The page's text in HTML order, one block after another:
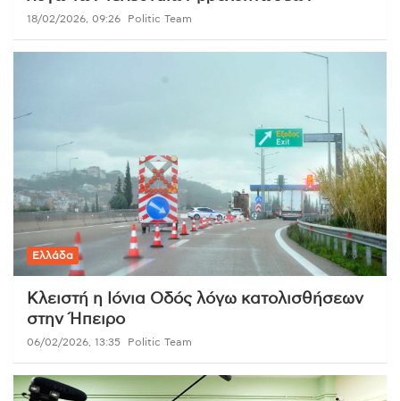
18/02/2026, 09:26 Politic Team
Ελλάδα
Κλειστή η Ιόνια Οδός λόγω κατολισθήσεων
στην Ήπειρο
06/02/2026, 13:35 Politic Team